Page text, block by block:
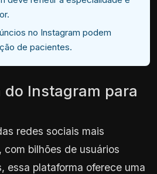
no Instagram podem
de pacientes.
do Instagram para
redes sociais mais
com bilhões de usuários
essa plataforma oferece uma